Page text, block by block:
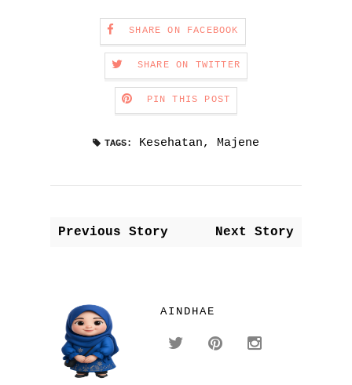
SHARE ON FACEBOOK
SHARE ON TWITTER
PIN THIS POST
TAGS: Kesehatan, Majene
Previous Story Next Story
AINDHAE